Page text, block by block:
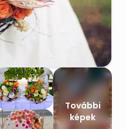
További
képek